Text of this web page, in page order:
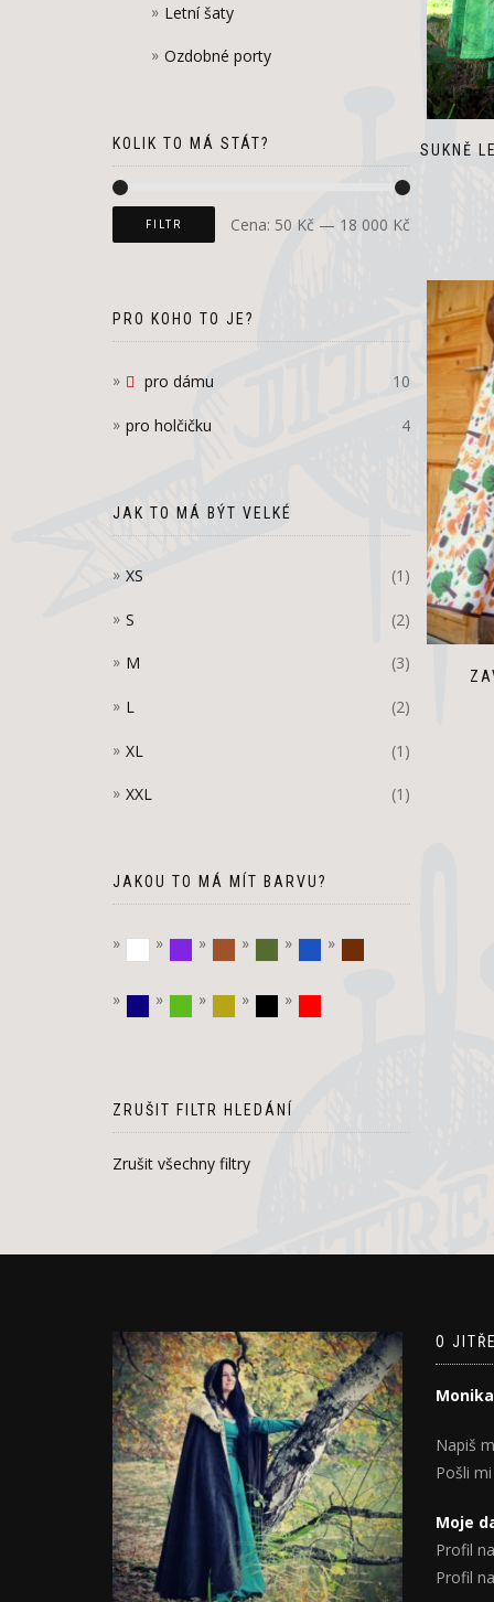
SUKNĚ
Letní šaty
Ozdobné porty
KOLIK TO MÁ STÁT?
FILTR Cena: 50 Kč — 18 000 Kč
PRO KOHO TO JE?
pro dámu 10
pro holčičku 4
JAK TO MÁ BÝT VELKÉ
XS (1)
S (2)
M (3)
L (2)
XL (1)
XXL (1)
JAKOU TO MÁ MÍT BARVU?
bílá fialová hnědá khaki modrá
tmavě modrá
zelená zlatá černá
ZRUŠIT FILTR HLEDÁNÍ
Zrušit všechny filtry
O
Napiš
Pošli
Moje
Profil
Profil